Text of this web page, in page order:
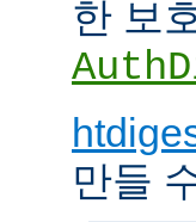
한 보
만들